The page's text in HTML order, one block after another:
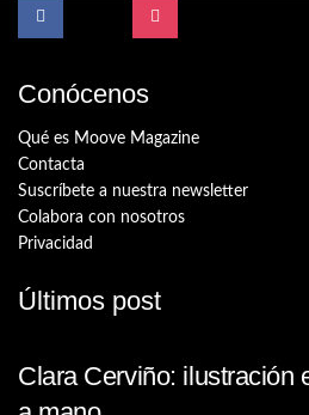
Conócenos
Qué es Moove Magazine
Contacta
Suscríbete a nuestra newsletter
Colabora con nosotros
Privacidad
Últimos post
Clara Cerviño: ilustración